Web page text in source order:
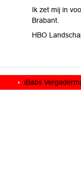
Ik zet mij in
Brabant.
HBO
iBabs